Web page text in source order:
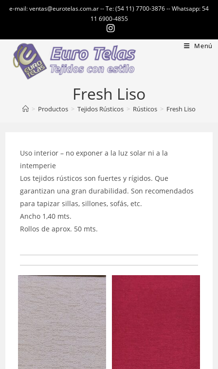
e-mail: ventas@eurotelas.com.ar -- Te: (54 11) 7700-3876 -- Whatsapp: 54
11 6900-4855
Menú
Fresh Liso
> Productos > Tejidos Rústicos > Rústicos > Fresh Liso
Uso interior – no exponer a la luz solar ni a la
intemperie
Los tejidos rústicos son fuertes y rígidos. Que
garantizan una gran durabilidad. Son recomendados
para tapizar sillas, sillones, sofás, etc.
Ancho 1,40 mts.
Rollos de aprox. 50 mts.